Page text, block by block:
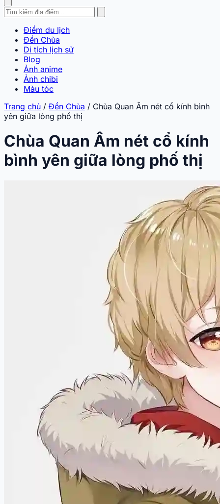
Điểm du lịch
Đền Chùa
Di tích lịch sử
Blog
Ảnh anime
Ảnh chibi
Màu tóc
Trang chủ / Đền Chùa / Chùa Quan Âm nét cổ kính bình
yên giữa lòng phố thị
Chùa Quan Âm nét cổ kính
bình yên giữa lòng phố thị